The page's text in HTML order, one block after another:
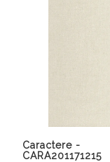
Caractere -
CARA201171215